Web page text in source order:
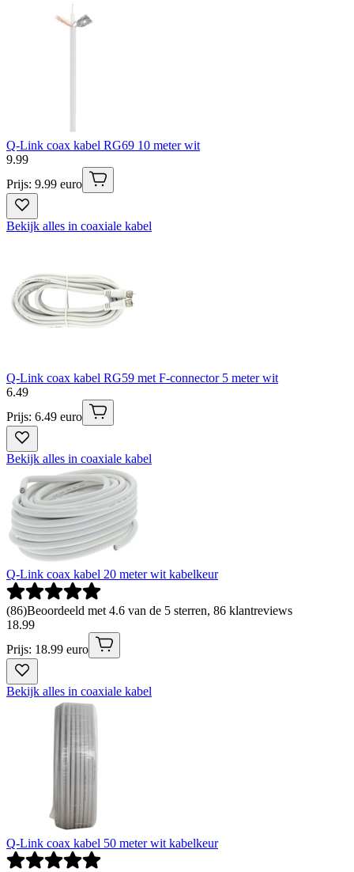
Q-Link coax kabel RG69 10 meter wit
9.99
Prijs: 9.99 euro
Bekijk alles in coaxiale kabel
Q-Link coax kabel RG59 met F-connector 5 meter wit
6.49
Prijs: 6.49 euro
Bekijk alles in coaxiale kabel
Q-Link coax kabel 20 meter wit kabelkeur
(86)Beoordeeld met 4.6 van de 5 sterren, 86 klantreviews
18.99
Prijs: 18.99 euro
Bekijk alles in coaxiale kabel
Q-Link coax kabel 50 meter wit kabelkeur